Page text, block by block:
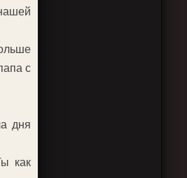
с
дня
как